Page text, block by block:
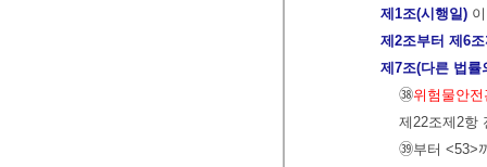
제1조(시행일)
제2조부터 제6
제7조(다른 법률
㊳위험물안
제22조제2항
㊴부터 <53>